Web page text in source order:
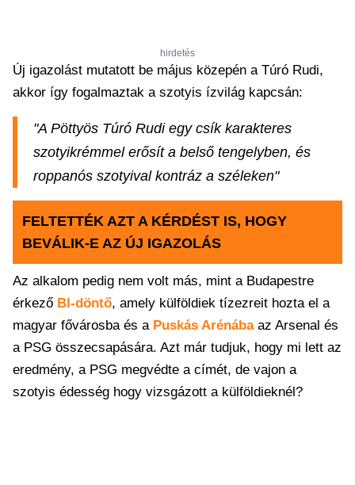
hirdetés
Új igazolást mutatott be május közepén a Túró Rudi,
akkor így fogalmaztak a szotyis ízvilág kapcsán:
"A Pöttyös Túró Rudi egy csík karakteres
szotyikrémmel erősít a belső tengelyben, és
roppanós szotyival kontráz a széleken"
FELTETTÉK AZT A KÉRDÉST IS, HOGY
BEVÁLIK-E AZ ÚJ IGAZOLÁS
Az alkalom pedig nem volt más, mint a Budapestre
érkező Bl-döntő, amely külföldiek tízezreit hozta el a
magyar fővárosba és a Puskás Arénábaaz Arsenal és
a PSG összecsapására. Azt már tudjuk, hogy mi lett az
eredmény, a PSG megvédte a címét, de vajon a
szotyis édesség hogy vizsgázott a külföldieknél?